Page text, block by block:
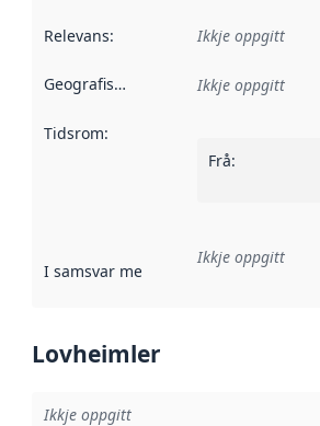
Relevans: Ikkje oppgitt
Geografisk område Ikkje oppgitt
Tidsrom:
Frå:
I samsvar med Referanse til ei
Ikkje oppgitt
Lovheimler
Ikkje oppgitt